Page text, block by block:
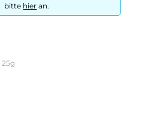
bitte hier an.